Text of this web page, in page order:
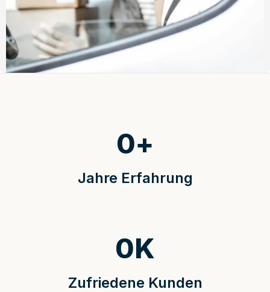
Jahre Erfahrung
0+
Zufriedene Kunden
0K